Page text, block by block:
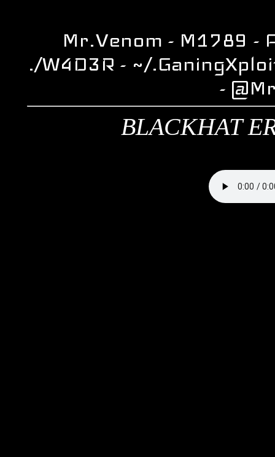
Mr.Venom - M1789 -
./W4D3R - ~/
-
BLACKHAT